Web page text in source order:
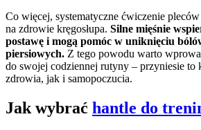
Co więcej, systematyczne ćwiczenie
na zdrowie kręgosłupa. Silne mięśnie
postawę i mogą pomóc w uniknięciu
piersiowych. Z tego powodu warto
do swojej codziennej rutyny – przyniesie to
zdrowia, jak i samopoczucia.
Jak wybrać hantle do